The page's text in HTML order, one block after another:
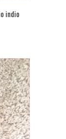
indio